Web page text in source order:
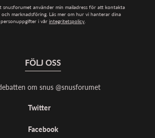
snusforumet använder min mailadress för att kontakta
marknadsföring. Läs mer om hur vi hanterar dina
personuppgifter i vår integritetspolicy.
FÖLJ OSS
om snus @snusforumet
Twitter
Facebook